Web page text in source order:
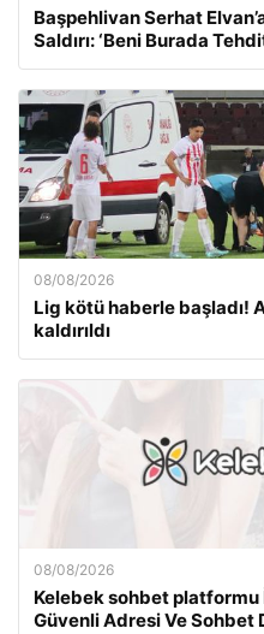
Başpehlivan Serhat
Saldırı: ‘Beni Burada
08/08/2026
Lig kötü haberle başladı!
kaldırıldı
08/08/2026
Kelebek sohbet
Güvenli Adresi Ve Sohbet